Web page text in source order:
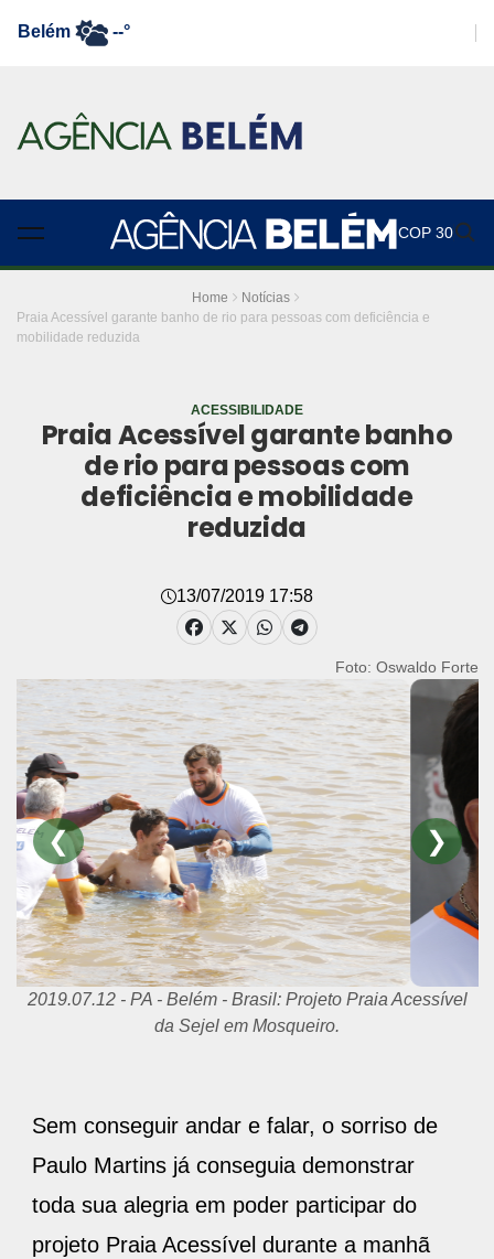
Belém --°
COP 30
Home
Notícias
Praia Acessível garante banho de rio para pessoas com deficiência e
mobilidade reduzida
ACESSIBILIDADE
Praia Acessível garante banho
de rio para pessoas com
deficiência e mobilidade
reduzida
13/07/2019 17:58
Foto: Oswaldo Forte
❮ ❯
2019.07.12 - PA - Belém - Brasil: Projeto Praia Acessível
da Sejel em Mosqueiro.
Sem conseguir andar e falar, o sorriso de
Paulo Martins já conseguia demonstrar
toda sua alegria em poder participar do
projeto Praia Acessível durante a manhã